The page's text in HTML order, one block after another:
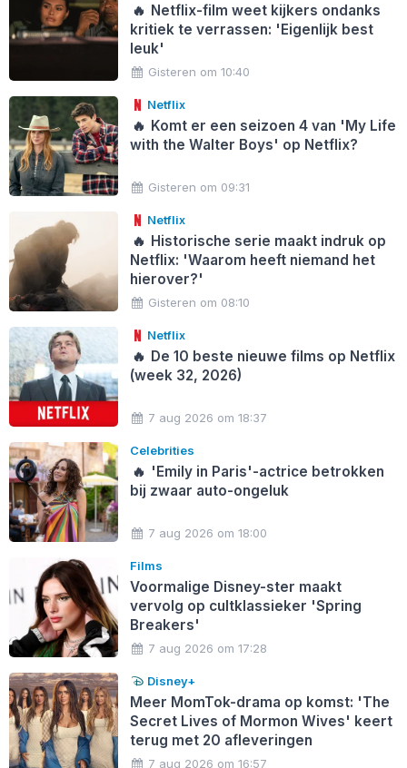
🔥 Netflix-film weet kijkers ondanks
kritiek te verrassen: 'Eigenlijk best
leuk'
Gisteren om 10:40
Netflix
🔥 Komt er een seizoen 4 van 'My Life
with the Walter Boys' op Netflix?
Gisteren om 09:31
Netflix
🔥 Historische serie maakt indruk op
Netflix: 'Waarom heeft niemand het
hierover?'
Gisteren om 08:10
Netflix
🔥 De 10 beste nieuwe films op Netflix
(week 32, 2026)
7 aug 2026 om 18:37
Celebrities
🔥 'Emily in Paris'-actrice betrokken
bij zwaar auto-ongeluk
7 aug 2026 om 18:00
Films
Voormalige Disney-ster maakt
vervolg op cultklassieker 'Spring
Breakers'
7 aug 2026 om 17:28
Disney+
Meer MomTok-drama op komst: 'The
Secret Lives of Mormon Wives' keert
terug met 20 afleveringen
7 aug 2026 om 16:57